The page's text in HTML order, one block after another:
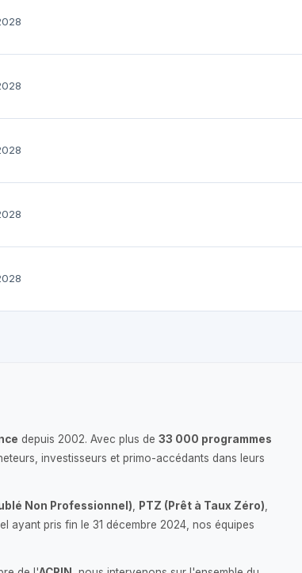
depuis 2002. Avec plus de 33 000 programmes
investisseurs et primo-accédants dans leurs
Non Professionnel) PTZ (Prêt à Taux Zéro)
ayant pris fin le 31 décembre 2024, nos équipes